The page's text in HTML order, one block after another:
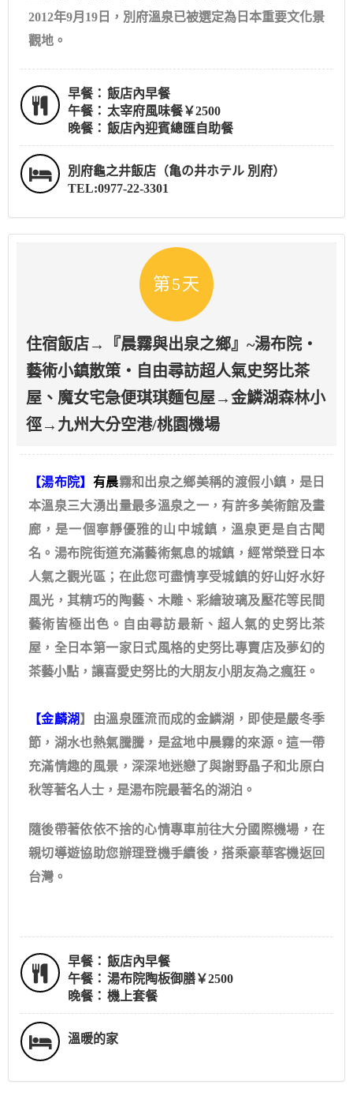
2012年9月19日，別府溫泉已被選定為日本重要文化景
觀地。
早餐： 飯店內早餐
午餐： 太宰府風味餐￥2500
晚餐： 飯店內迎賓總匯自助餐
別府龜之井飯店（亀の井ホテル 別府）
TEL:0977-22-3301
第5天
住宿飯店→『晨霧與出泉之鄉』~湯布院‧
藝術小鎮散策‧自由尋訪超人氣史努比茶
屋、魔女宅急便琪琪麵包屋→金鱗湖森林小
徑→九州大分空港/桃園機場
【湯布院】 有晨霧和出泉之鄉美稱的渡假小鎮，是日
本溫泉三大湧出量最多溫泉之一，有許多美術館及畫
廊，是一個寧靜優雅的山中城鎮，溫泉更是自古聞
名。湯布院街道充滿藝術氣息的城鎮，經常榮登日本
人氣之觀光區；在此您可盡情享受城鎮的好山好水好
風光，其精巧的陶藝、木雕、彩繪玻璃及壓花等民間
藝術皆極出色。自由尋訪最新、超人氣的史努比茶
屋，全日本第一家日式風格的史努比專賣店及夢幻的
茶藝小點，讓喜愛史努比的大朋友小朋友為之瘋狂。
【金麟湖 】由溫泉匯流而成的金鱗湖，即使是嚴冬季
節，湖水也熱氣騰騰，是盆地中晨霧的來源。這一帶
充滿情趣的風景，深深地迷戀了與謝野晶子和北原白
秋等著名人士，是湯布院最著名的湖泊。
隨後帶著依依不捨的心情專車前往大分國際機場，在
親切導遊協助您辦理登機手續後，搭乘豪華客機返回
台灣。
早餐： 飯店內早餐
午餐： 湯布院陶板御膳￥2500
晚餐： 機上套餐
溫暖的家